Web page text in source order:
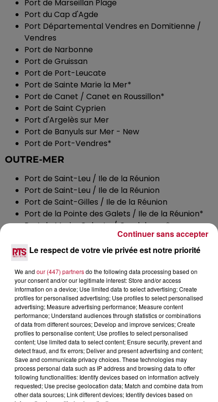
Port de Marseillan Plage
Port du Cap d'Agde
Port Départemental Vendres en Domitienne /
Vendres
Port de Narbonne
Port de Gruissan
Port de Port-Leucate
Port de Sainte Marie la Mer*
Port de Canet / Canet en Roussillon*
Port de Saint Cyprien
Port d'Argelès sur Mer
Port de Banyuls sur Mer - New
Port de Port-Vendres*
OUTRE-MER
Port de Saint-Leu / Ile de la Réunion
Port de Saint-Leu / Ile de la Réunion
Port de Saint-Gilles / Ile de la Réunion
Port de la Pointe des Galets / Ile de la Réunion*
Port de Marie-Galante / Guadeloupe*
MONACO
Port Fontvieille*
Port Hercule*
ITALIE
Autorita portual di Savona
Marina di Alassio
Calla Cravieu, Celle Ligure
Porto Venere
Porto Mirabello, La Spezia
À PROPOS DE GESTES PROPRES
L’association lutte depuis 50 ans contre les déchets
Le respect de votre vie privée est notre priorité
We and our (447) partnersdo the following data processing based on
your consent and/or our legitimate interest: Store and/or access
information on a device; Use limited data to select advertising; Create
profiles for personalised advertising; Use profiles to select personalised
advertising; Measure advertising performance; Measure content
performance; Understand audiences through statistics or combinations
of data from different sources; Develop and improve services; Create
profiles to personalise content; Use profiles to select personalised
content; Use limited data to select content; Ensure security, prevent and
detect fraud, and fix errors; Deliver and present advertising and content;
Save and communicate privacy choices. These technologies may
process personal data such as IP address and browsing data to offer
following functionalities: Identify devices based on information actively
requested; Use precise geolocation data; Match and combine data from
other data sources; Link different devices; Identify devices based on
Continuer sans accepter